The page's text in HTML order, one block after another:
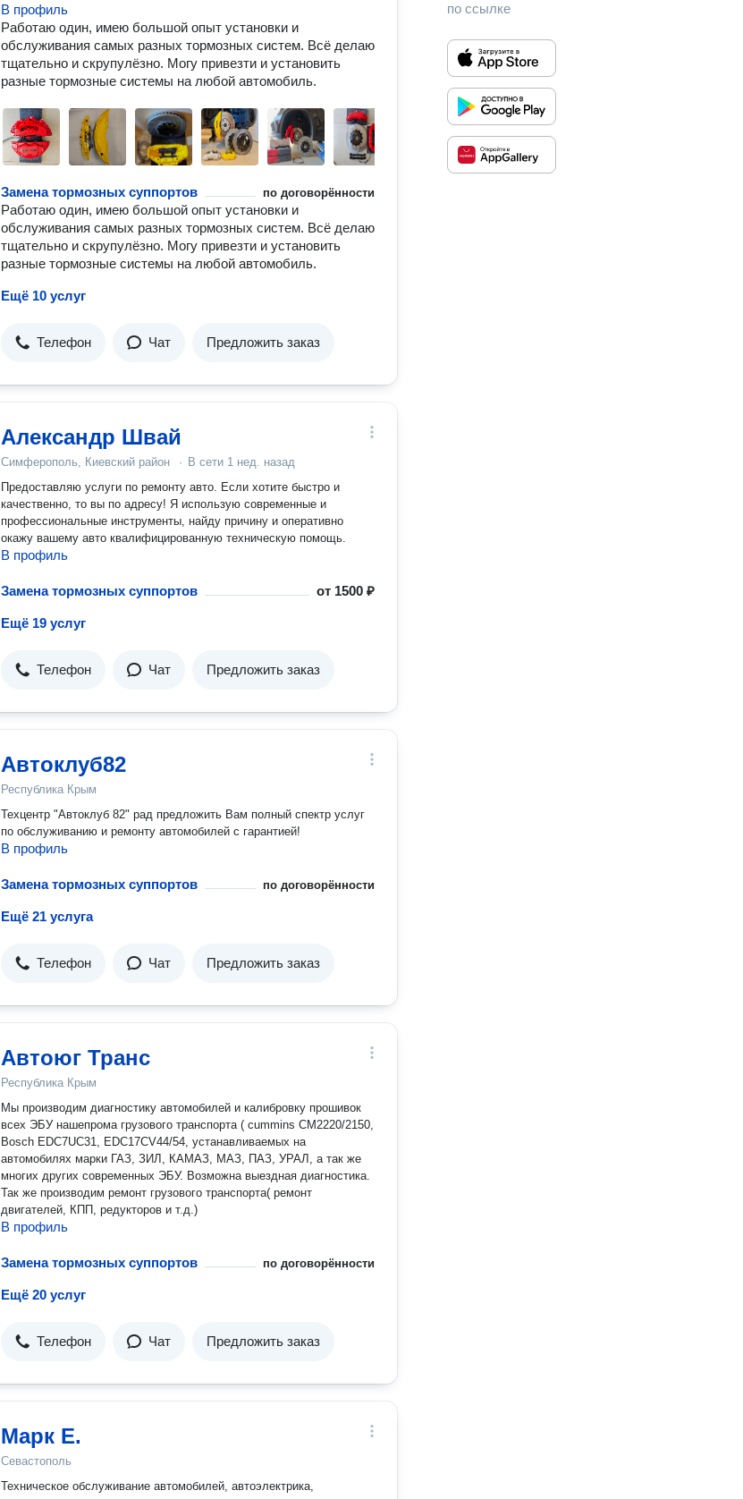
В профиль
Работаю один, имею большой опыт установки и
обслуживания самых разных тормозных систем. Всё делаю
тщательно и скрупулёзно. Могу привезти и установить
разные тормозные системы на любой автомобиль.
Замена тормозных суппортов по договорённости
Работаю один, имею большой опыт установки и
обслуживания самых разных тормозных систем. Всё делаю
тщательно и скрупулёзно. Могу привезти и установить
разные тормозные системы на любой автомобиль.
Ещё 10 услуг
Телефон Чат Предложить заказ
Александр Швай
Симферополь, Киевский район · В сети 1 нед. назад
Предоставляю услуги по ремонту авто. Если хотите быстро и
качественно, то вы по адресу! Я использую современные и
профессиональные инструменты, найду причину и оперативно
окажу вашему авто квалифицированную техническую помощь.
В профиль
Замена тормозных суппортов от 1500 ₽
Ещё 19 услуг
Телефон Чат Предложить заказ
Автоклуб82
Республика Крым
Техцентр "Автоклуб 82" рад предложить Вам полный спектр услуг
по обслуживанию и ремонту автомобилей с гарантией!
В профиль
Замена тормозных суппортов по договорённости
Ещё 21 услуга
Телефон Чат Предложить заказ
Автоюг Транс
Республика Крым
Мы производим диагностику автомобилей и калибровку прошивок
всех ЭБУ нашепрома грузового транспорта ( cummins CM2220/2150,
Bosch EDC7UC31, EDC17CV44/54, устанавливаемых на
автомобилях марки ГАЗ, ЗИЛ, КАМАЗ, МАЗ, ПАЗ, УРАЛ, а так же
многих других современных ЭБУ. Возможна выездная диагностика.
Так же производим ремонт грузового транспорта( ремонт
двигателей, КПП, редукторов и т.д.)
В профиль
Замена тормозных суппортов по договорённости
Ещё 20 услуг
Телефон Чат Предложить заказ
Марк Е.
Севастополь
Техническое обслуживание автомобилей, автоэлектрика,
по ссылке